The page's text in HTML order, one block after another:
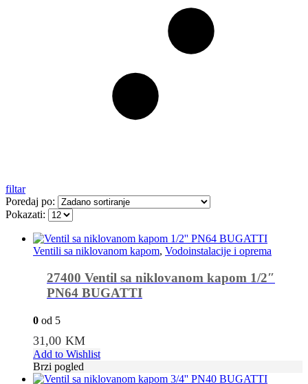
filtar
Poredaj po:
Pokazati:
Ventili sa niklovanom kapom, Vodoinstalacije i oprema
27400 Ventil sa niklovanom kapom 1/2″
PN64 BUGATTI
0 od 5
31,00 KM
Add to Wishlist
Brzi pogled